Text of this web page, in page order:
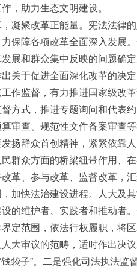
，助力生态文明建设。
凝聚改革正能量。宪法法律
保障各项改革全面深入发展
展和群众集中反映的问题确
关于促进全面深化改革的决
作监督，有力推进国家级改
方式，推进专题询问和代表
审查、规范性文件备案审查
扬群众首创精神，紧紧依靠
群众方面的桥梁纽带作用、
革、参与改革、监督改革，
加快法治建设进程。人大及
的维护者、实践者和推动者
定范围，依法行权履职，将
大审议的范畴，适时作出决
钱袋子”。二是强化司法执法